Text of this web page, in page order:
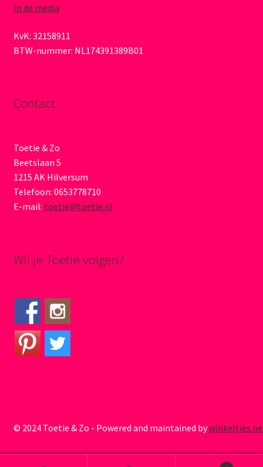
In de media
KvK: 32158911
BTW-nummer: NL174391389B01
Contact
Toetie & Zo
Beetslaan 5
1215 AK Hilversum
Telefoon: 0653778710
E-mail: toetie@toetie.nl
Wil je Toetie volgen?
© 2024 Toetie & Zo - Powered and maintained by